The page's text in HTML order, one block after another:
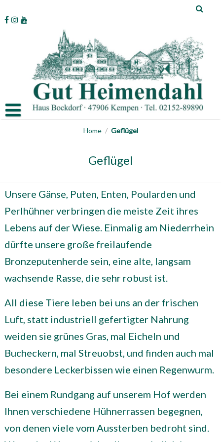
to
content
Home / Geflügel
Geflügel
Unsere Gänse, Puten, Enten, Poularden und
Perlhühner verbringen die meiste Zeit ihres
Lebens auf der Wiese. Einmalig am Niederrhein
dürfte unsere große freilaufende
Bronzeputenherde sein, eine alte, langsam
wachsende Rasse, die sehr robust ist.
All diese Tiere leben bei uns an der frischen
Luft, statt industriell gefertigter Nahrung
weiden sie grünes Gras, mal Eicheln und
Bucheckern, mal Streuobst, und finden auch mal
besondere Leckerbissen wie einen Regenwurm.
Bei einem Rundgang auf unserem Hof werden
Ihnen verschiedene Hühnerrassen begegnen,
von denen viele vom Aussterben bedroht sind.